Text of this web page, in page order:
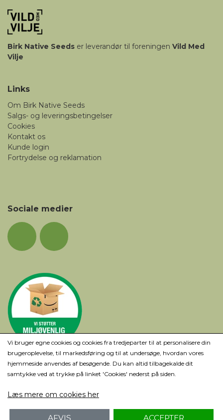
Birk Native Seeds er leverandør til foreningen Vild Med
Vilje
Links
Om Birk Native Seeds
Salgs- og leveringsbetingelser
Cookies
Kontakt os
Kunde login
Fortrydelse og reklamation
Sociale medier
Vi bruger egne cookies og cookies fra tredjeparter til at personalisere din
brugeroplevelse, til markedsføring og til at undersøge, hvordan vores
hjemmeside anvendes af besøgende. Du kan altid tilbagekalde dit
samtykke ved at trykke på linket 'Cookies' nederst på siden.
Læs mere om cookies her
AFVIS ACCEPTER